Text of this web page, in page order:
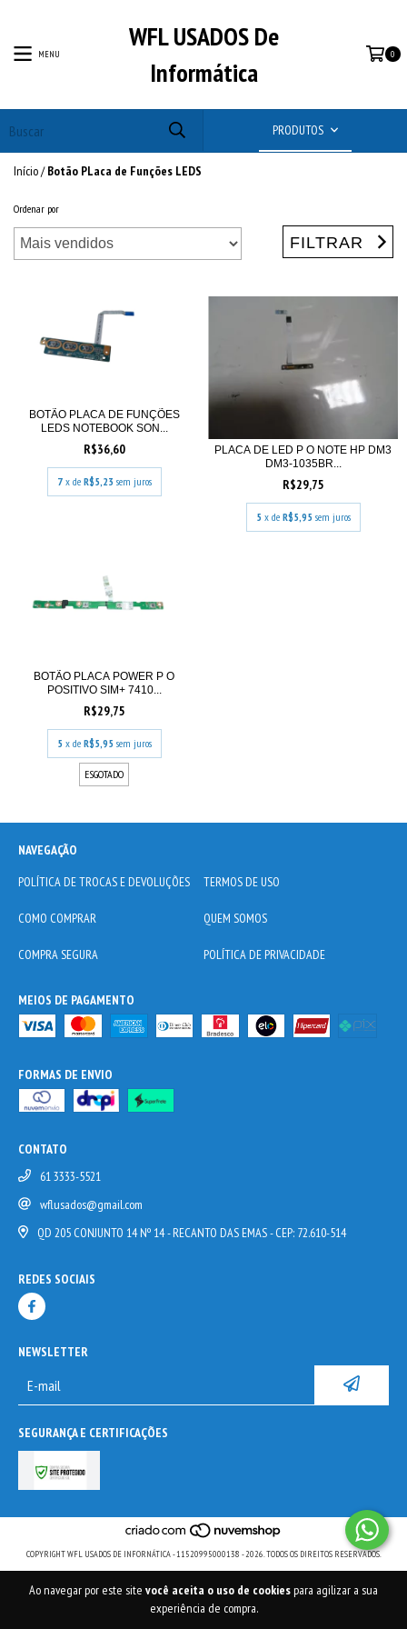
Ao navegar por este site você aceita o uso de cookiespara agilizar a sua
experiência de compra.
MENU
WFL USADOS De
Informática
0
PRODUTOS
Início/ Botão PLaca de Funções LEDS
Ordenar por
FILTRAR
BOTÃO PLACA DE FUNÇÕES
LEDS NOTEBOOK SON...
R$36,60
7 x de R$5,23 sem juros
PLACA DE LED P O NOTE HP DM3
DM3-1035BR...
R$29,75
5 x de R$5,95 sem juros
BOTÃO PLACA POWER P O
POSITIVO SIM+ 7410...
R$29,75
5 x de R$5,95 sem juros
ESGOTADO
NAVEGAÇÃO
POLÍTICA DE TROCAS E DEVOLUÇÕES
TERMOS DE USO
COMO COMPRAR QUEM SOMOS
COMPRA SEGURA POLÍTICA DE PRIVACIDADE
MEIOS DE PAGAMENTO
FORMAS DE ENVIO
CONTATO
61 3333-5521
wflusados@gmail.com
QD 205 CONJUNTO 14 Nº 14 - RECANTO DAS EMAS - CEP: 72.610-514
REDES SOCIAIS
NEWSLETTER
SEGURANÇA E CERTIFICAÇÕES
COPYRIGHT WFL USADOS DE INFORNÁTICA - 11520995000138 - 2026. TODOS OS DIREITOS RESERVADOS.